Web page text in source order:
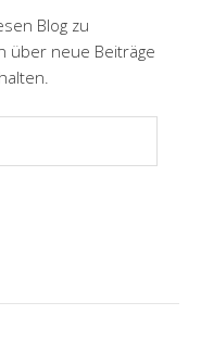
Blog zu
über neue Beiträge